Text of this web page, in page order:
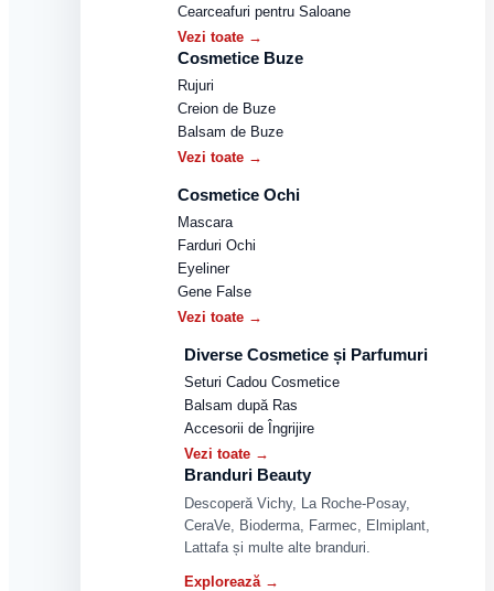
Cearceafuri pentru Saloane
Vezi toate →
Cosmetice Buze
Rujuri
Creion de Buze
Balsam de Buze
Vezi toate →
Cosmetice Ochi
Mascara
Farduri Ochi
Eyeliner
Gene False
Vezi toate →
Diverse Cosmetice și Parfumuri
Seturi Cadou Cosmetice
Balsam după Ras
Accesorii de Îngrijire
Vezi toate →
Branduri Beauty
Descoperă Vichy, La Roche-Posay,
CeraVe, Bioderma, Farmec, Elmiplant,
Lattafa și multe alte branduri.
Explorează →